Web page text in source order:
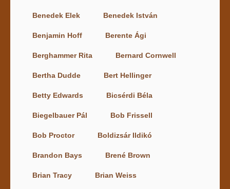
Benedek Elek Benedek István
Benjamin Hoff Berente Ági
Berghammer Rita Bernard Cornwell
Bertha Dudde Bert Hellinger
Betty Edwards Bicsérdi Béla
Biegelbauer Pál Bob Frissell
Bob Proctor Boldizsár Ildikó
Brandon Bays Brené Brown
Brian Tracy Brian Weiss